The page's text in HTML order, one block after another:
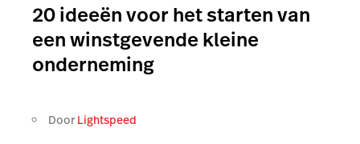
20 ideeën voor het starten van
een winstgevende kleine
onderneming
Door Lightspeed